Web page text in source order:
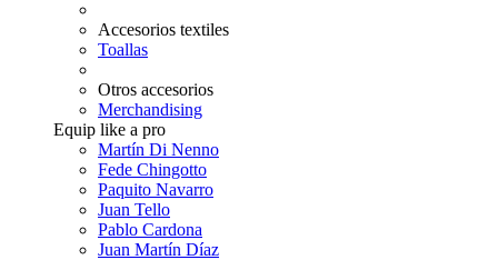
Accesorios textiles
Toallas
Otros accesorios
Merchandising
Equip like a pro
Martín Di Nenno
Fede Chingotto
Paquito Navarro
Juan Tello
Pablo Cardona
Juan Martín Díaz